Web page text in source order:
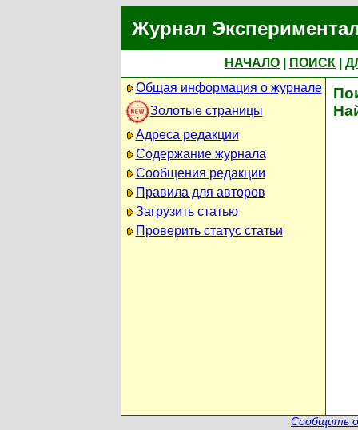
Журнал
НАЧАЛО ПОИСК
Общая информация о журнале
Золотые страницы
Адреса редакции
Содержание журнала
Сообщения редакции
Правила для авторов
Загрузить статью
Проверить статус статьи
Сообщить о